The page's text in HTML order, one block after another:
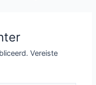
Vereiste